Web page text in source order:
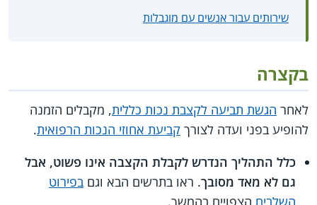
שירותים עבור אנשים עם מוגבלות
בקצרה
לאחר הגשת תביעה לקצבת נכות כללית, מקבלים הזמנה
להופיע בפני ועדה לצורך קביעת אחוזי הנכות הרפואית.
כלל התהליך הנדרש לקבלת הקצבה אינו פשוט, אבל
גם לא מאד מסובך. ראו בתרשים הבא וגם בפירוט
השלבים הצפויים בהמשך.